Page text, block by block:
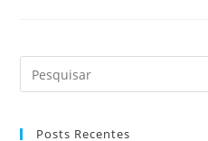
Posts Recentes